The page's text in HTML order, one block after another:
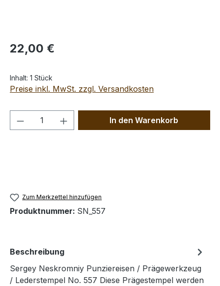
Regulärer Preis:
22,00 €
Inhalt: 1 Stück
Preise inkl. MwSt. zzgl. Versandkosten
Produkt Anzahl: Gib denIn den Warenkorb
Zum Merkzettel hinzufügen
Produktnummer: SN_557
Beschreibung
Sergey Neskromniy Punziereisen / Prägewerkzeug
/ Lederstempel No. 557 Diese Prägestempel werden